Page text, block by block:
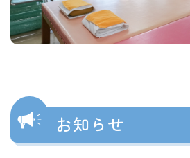
ホーム
施設紹介
お知らせ